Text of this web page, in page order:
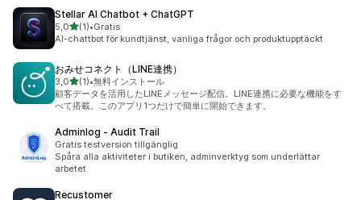
Stellar AI Chatbot + ChatGPT
5,0av 5 stjärnor
(1)
1 recensioner totalt
•Gratis
AI-chattbot för kundtjänst, vanliga frågor och produktupptäckt
おみせコネクト（LINE連携）
3,0av 5 stjärnor
(1)
1 recensioner totalt
•無料インストール
顧客データを活用したLINEメッセージ配信。LINE連携に必要な機能をす
べて搭載。このアプリ1つだけで簡単に開始できます。
Adminlog ‑ Audit Trail
Gratis testversion tillgänglig
Spåra alla aktiviteter i butiken, adminverktyg som underlättar
arbetet.
Recustomer